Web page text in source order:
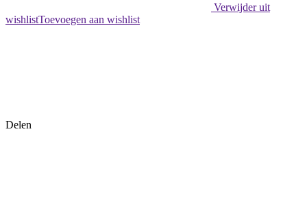
Verwijder uit
wishlistToevoegen aan wishlist
Delen